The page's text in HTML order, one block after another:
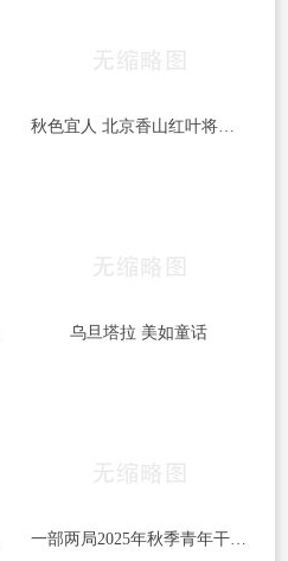
秋色宜人 北京香山红叶将迎最佳观赏期
乌旦塔拉 美如童话
一部两局2025年秋季青年干部培训班和处级干部进修班开班